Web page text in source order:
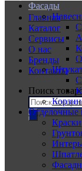
Главная
Каталог
Сервисы
О нас
Бренды
Контакты
Поиск
Фасады
Отделочные
Краски